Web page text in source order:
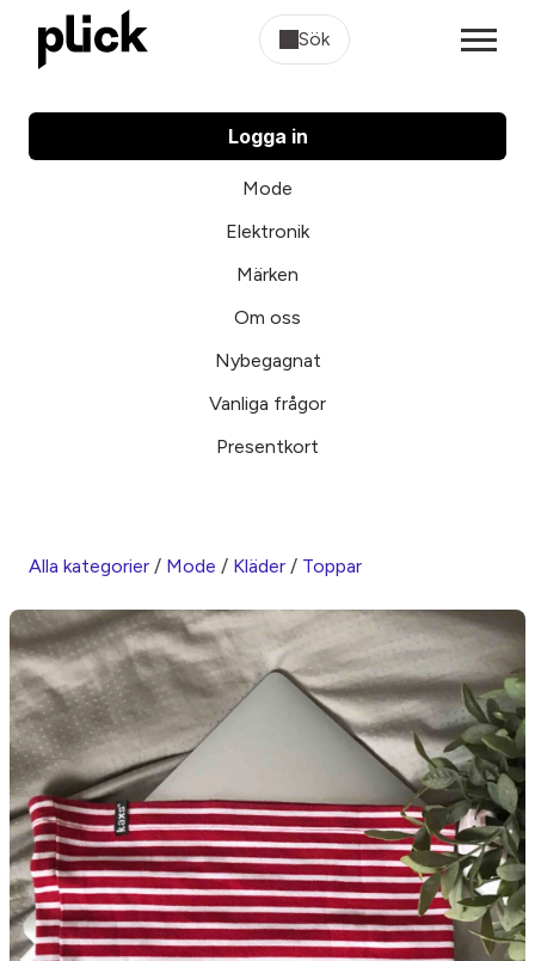
Sök
Logga in
Mode
Elektronik
Märken
Om oss
Nybegagnat
Vanliga frågor
Presentkort
Alla kategorier / Mode / Kläder / Toppar